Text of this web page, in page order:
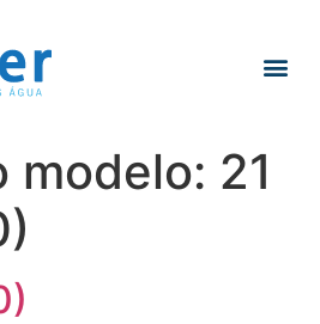
modelo: 21